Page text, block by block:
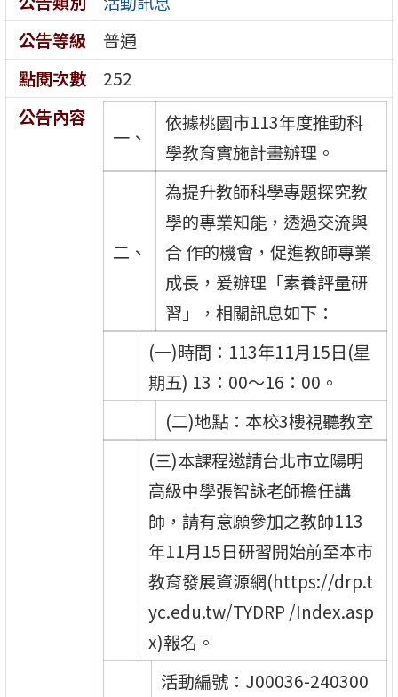
公告等級
普通
點閱次數
252
公告內容
一、
依據桃園市113年度推動科
學教育實施計畫辦理。
二、
為提升教師科學專題探究教
學的專業知能，透過交流與
合 作的機會，促進教師專業
成長，爰辦理「素養評量研
習」，相關訊息如下：
(一)時間：113年11月15日(星
期五) 13：00～16：00。
(二)地點：本校3樓視聽教室
(三)本課程邀請台北市立陽明
高級中學張智詠老師擔任講
師，請有意願參加之教師113
年11月15日研習開始前至本市
教育發展資源網(https://drp.t
yc.edu.tw/TYDRP /Index.asp
x)報名。
活動編號：J00036-240300